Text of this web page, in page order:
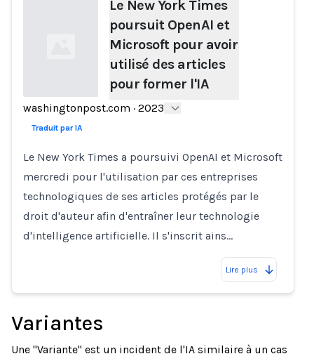
Loading...
Le New York Times
poursuit OpenAI et
Microsoft pour avoir
utilisé des articles
pour former l'IA
washingtonpost.com · 2023
Traduit par IA
Le New York Times a poursuivi OpenAI et Microsoft
mercredi pour l'utilisation par ces entreprises
technologiques de ses articles protégés par le
droit d'auteur afin d'entraîner leur technologie
d'intelligence artificielle. Il s'inscrit ains…
Lire plus
Variantes
Une "Variante" est un incident de l'IA similaire à un cas